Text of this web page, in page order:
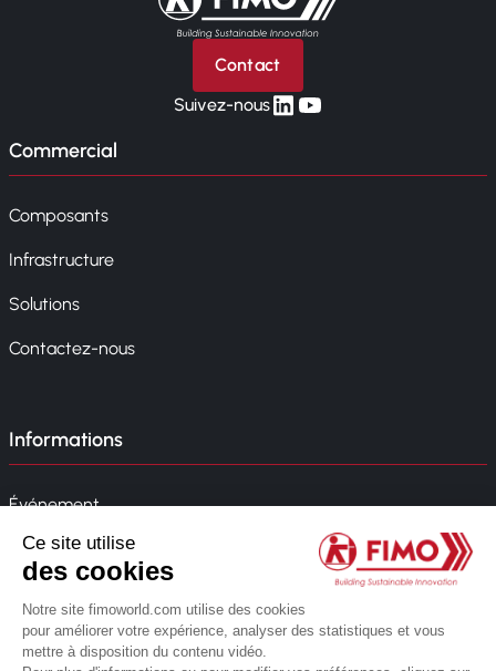
Contact
Suivez-nouslinkedin
yt
Commercial
Composants
Infrastructure
Solutions
Contactez-nous
Informations
Événement
Actualités
Whistleblowing